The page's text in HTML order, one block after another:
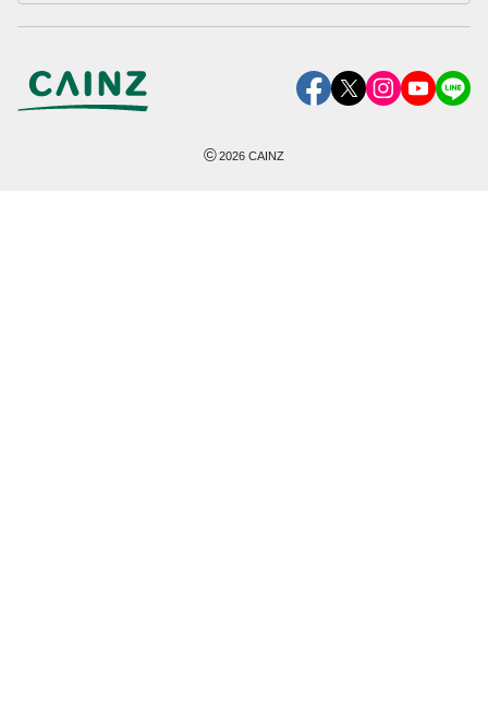
©2026 CAINZ